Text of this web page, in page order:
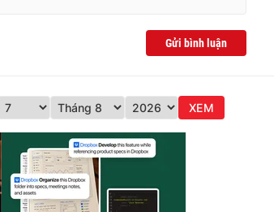
Gửi bình luận
XEM